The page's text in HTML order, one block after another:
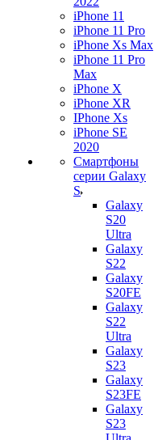
iPhone 11
iPhone 11 Pro
iPhone Xs Max
iPhone 11 Pro
Max
iPhone X
iPhone XR
IPhone Xs
iPhone SE
2020
Смартфоны
серии Galaxy
S
Galaxy
S20
Ultra
Galaxy
S22
Galaxy
S20FE
Galaxy
S22
Ultra
Galaxy
S23
Galaxy
S23FE
Galaxy
S23